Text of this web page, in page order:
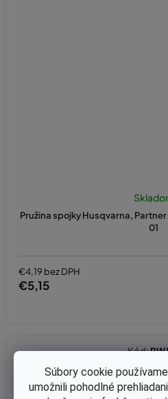
Súbory cookie
umožnili pohodlné
Pružina spojky Husqvarna,
01
€4,19 bez DPH
€5,15
Kód: